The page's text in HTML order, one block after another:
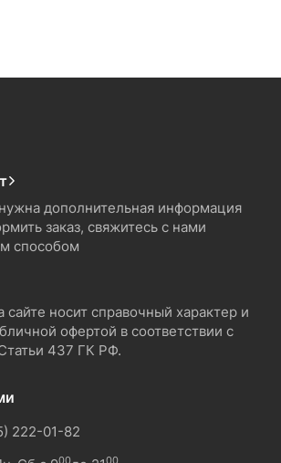
дополнительная информация
заказ, свяжитесь с нами
способом
носит справочный характер и
офертой в соответствии с
437 ГК РФ.
222-01-82